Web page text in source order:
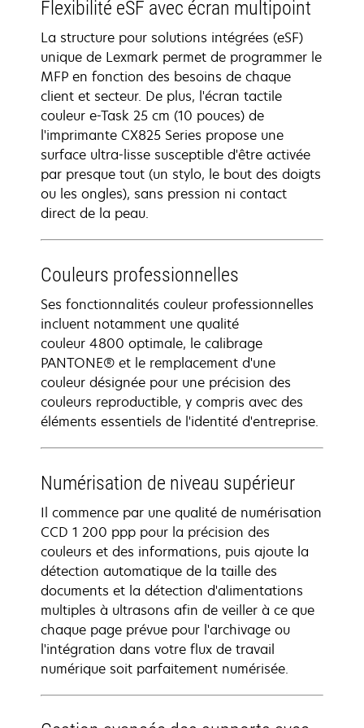
Flexibilité eSF avec écran multipoint
La structure pour solutions intégrées (eSF)
unique de Lexmark permet de programmer le
MFP en fonction des besoins de chaque
client et secteur. De plus, l'écran tactile
couleur e-Task 25 cm (10 pouces) de
l'imprimante CX825 Series propose une
surface ultra-lisse susceptible d'être activée
par presque tout (un stylo, le bout des doigts
ou les ongles), sans pression ni contact
direct de la peau.
Couleurs professionnelles
Ses fonctionnalités couleur professionnelles
incluent notamment une qualité
couleur 4800 optimale, le calibrage
PANTONE® et le remplacement d'une
couleur désignée pour une précision des
couleurs reproductible, y compris avec des
éléments essentiels de l'identité d'entreprise.
Numérisation de niveau supérieur
Il commence par une qualité de numérisation
CCD 1 200 ppp pour la précision des
couleurs et des informations, puis ajoute la
détection automatique de la taille des
documents et la détection d'alimentations
multiples à ultrasons afin de veiller à ce que
chaque page prévue pour l'archivage ou
l'intégration dans votre flux de travail
numérique soit parfaitement numérisée.